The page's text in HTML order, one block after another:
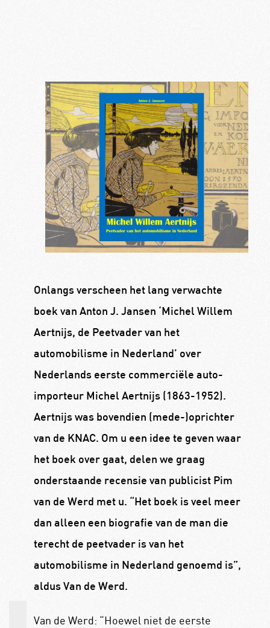
Onlangs verscheen het lang verwachte
boek van Anton J. Jansen ‘Michel Willem
Aertnijs, de Peetvader van het
automobilisme in Nederland’ over
Nederlands eerste commerciële auto-
importeur Michel Aertnijs (1863-1952).
Aertnijs was bovendien (mede-)oprichter
van de KNAC. Om u een idee te geven waar
het boek over gaat, delen we graag
onderstaande recensie van publicist Pim
van de Werd met u. “Het boek is veel meer
dan alleen een biografie van de man die
terecht de peetvader is van het
automobilisme in Nederland genoemd is”,
aldus Van de Werd.
Van de Werd: “Hoewel niet de eerste